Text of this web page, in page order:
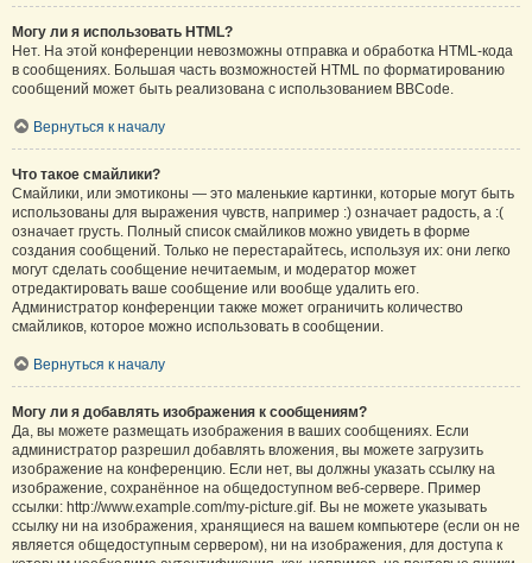
Могу ли я использовать HTML?
Нет. На этой конференции невозможны отправка и обработка HTML-кода
в сообщениях. Большая часть возможностей HTML по форматированию
сообщений может быть реализована с использованием BBCode.
Вернуться к началу
Что такое смайлики?
Смайлики, или эмотиконы — это маленькие картинки, которые могут быть
использованы для выражения чувств, например :) означает радость, а :(
означает грусть. Полный список смайликов можно увидеть в форме
создания сообщений. Только не перестарайтесь, используя их: они легко
могут сделать сообщение нечитаемым, и модератор может
отредактировать ваше сообщение или вообще удалить его.
Администратор конференции также может ограничить количество
смайликов, которое можно использовать в сообщении.
Вернуться к началу
Могу ли я добавлять изображения к сообщениям?
Да, вы можете размещать изображения в ваших сообщениях. Если
администратор разрешил добавлять вложения, вы можете загрузить
изображение на конференцию. Если нет, вы должны указать ссылку на
изображение, сохранённое на общедоступном веб-сервере. Пример
ссылки: http://www.example.com/my-picture.gif. Вы не можете указывать
ссылку ни на изображения, хранящиеся на вашем компьютере (если он не
является общедоступным сервером), ни на изображения, для доступа к